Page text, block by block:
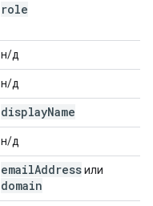
role
н/д
н/д
displayName
н/д
emailAddressили
domain